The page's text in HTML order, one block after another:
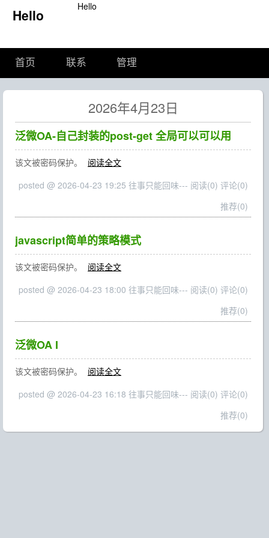
Hello Hello
首页 联系 管理
2026年4月23日
泛微OA-自己封装的post-get 全局可以可以用
该文被密码保护。
阅读全文
posted @ 2026-04-23 19:25 往事只能回味--- 阅读(0) 评论(0)
推荐(0)
javascript简单的策略模式
该文被密码保护。
阅读全文
posted @ 2026-04-23 18:00 往事只能回味--- 阅读(0) 评论(0)
推荐(0)
泛微OA I
该文被密码保护。
阅读全文
posted @ 2026-04-23 16:18 往事只能回味--- 阅读(0) 评论(0)
推荐(0)